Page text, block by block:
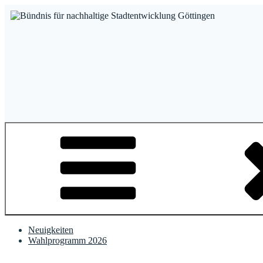
Zum
Inhalt
Bündnis für nachhaltige Stadtentwicklung Göttingen
Neuigkeiten
Wahlprogramm 2026